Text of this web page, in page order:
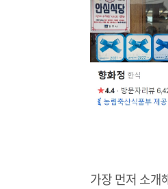
가장 먼저 소개